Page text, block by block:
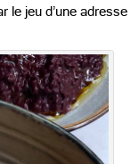
le jeu d’une adresse